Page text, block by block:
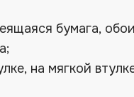
бумага,
на мягкой